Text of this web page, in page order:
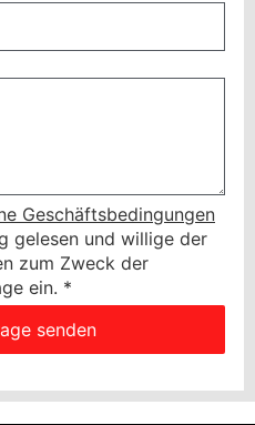
Geschäftsbedingungen
gelesen und willige der
zum Zweck der
ein. *
senden